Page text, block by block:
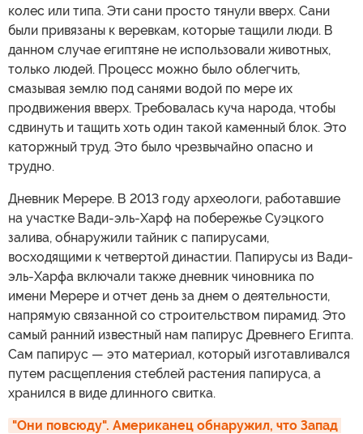
колес или типа. Эти сани просто тянули вверх. Сани
были привязаны к веревкам, которые тащили люди. В
данном случае египтяне не использовали животных,
только людей. Процесс можно было облегчить,
смазывая землю под санями водой по мере их
продвижения вверх. Требовалась куча народа, чтобы
сдвинуть и тащить хоть один такой каменный блок. Это
каторжный труд. Это было чрезвычайно опасно и
трудно.
Дневник Мерере. В 2013 году археологи, работавшие
на участке Вади-эль-Харф на побережье Суэцкого
залива, обнаружили тайник с папирусами,
восходящими к четвертой династии. Папирусы из Вади-
эль-Харфа включали также дневник чиновника по
имени Мерере и отчет день за днем о деятельности,
напрямую связанной со строительством пирамид. Это
самый ранний известный нам папирус Древнего Египта.
Сам папирус — это материал, который изготавливался
путем расщепления стеблей растения папируса, а
хранился в виде длинного свитка.
"Они повсюду". Американец обнаружил, что Запад